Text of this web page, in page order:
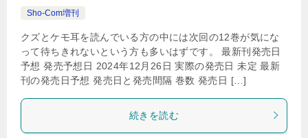
Sho-Com増刊
クズとケモ耳を読んでいる方の中には次回の12巻が気にな
って待ちきれないという方も多いはずです。 最新刊発売日
予想 発売予想日 2024年12月26日 実際の発売日 未定 最新
刊の発売日予想 発売日と発売間隔 巻数 発売日 […]
続きを読む